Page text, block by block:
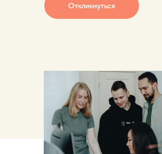
Откликнуться